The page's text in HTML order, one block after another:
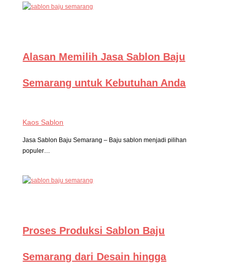
Alasan Memilih Jasa Sablon Baju
Semarang untuk Kebutuhan Anda
Kaos Sablon
Jasa Sablon Baju Semarang – Baju sablon menjadi pilihan
populer…
Proses Produksi Sablon Baju
Semarang dari Desain hingga